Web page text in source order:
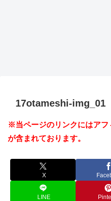
17otameshi-img_01
※当ページのリンクにはアフ
が含まれております。
X
LINE